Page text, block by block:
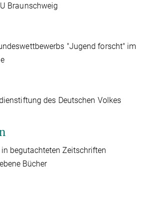
Braunschweig
"Jugend forscht" im
des Deutschen Volkes
in begutachteten Zeitschriften
Bücher